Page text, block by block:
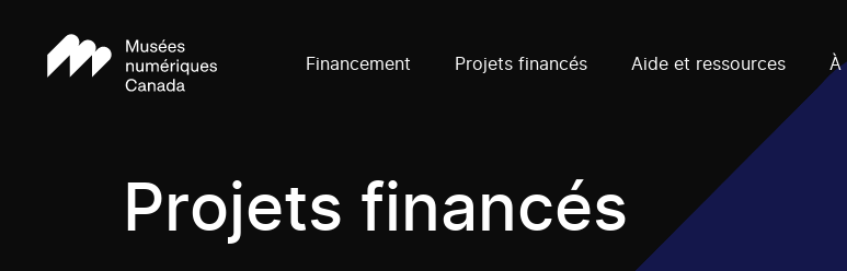
Financement Projets financés Aide et ressources À
Projets financés